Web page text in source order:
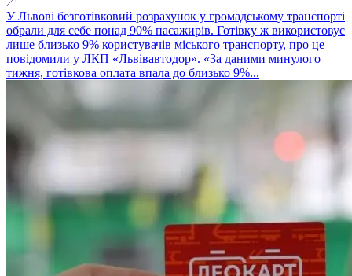
У Львові безготівковий розрахунок у громадському транспорті
обрали для себе понад 90% пасажирів. Готівку ж використовує
лише близько 9% користувачів міського транспорту, про це
повідомили у ЛКП «Львівавтодор». «За даними минулого
тижня, готівкова оплата впала до близько 9%...